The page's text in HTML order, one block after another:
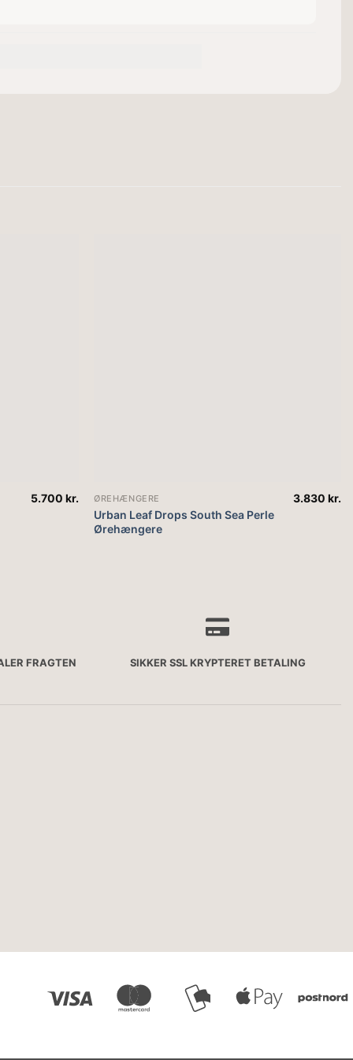
5.700 kr. ØREHÆNGERE
Urban Leaf Drops South Sea Perle
Ørehængere
3.830kr.
FRAGTEN SIKKER SSL KRYPTERET BETALING